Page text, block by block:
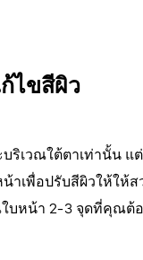
ไขสีผิว
ริเวณใต้ตาเท่านั้น
าเพื่อปรับสีผิวให้ให้
บหน้า 2-3 จุดที่คุณต้อ